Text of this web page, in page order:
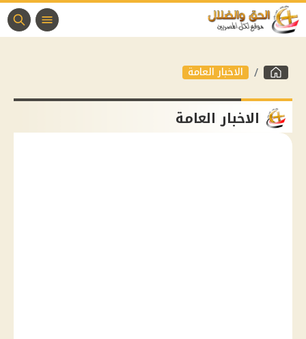
الاخبار العامة
الاخبار العامة